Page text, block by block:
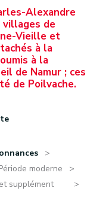
Alexandre
de
Vieille et
à la
à la
de Namur ; ces
de Poilvache.
moderne
supplément